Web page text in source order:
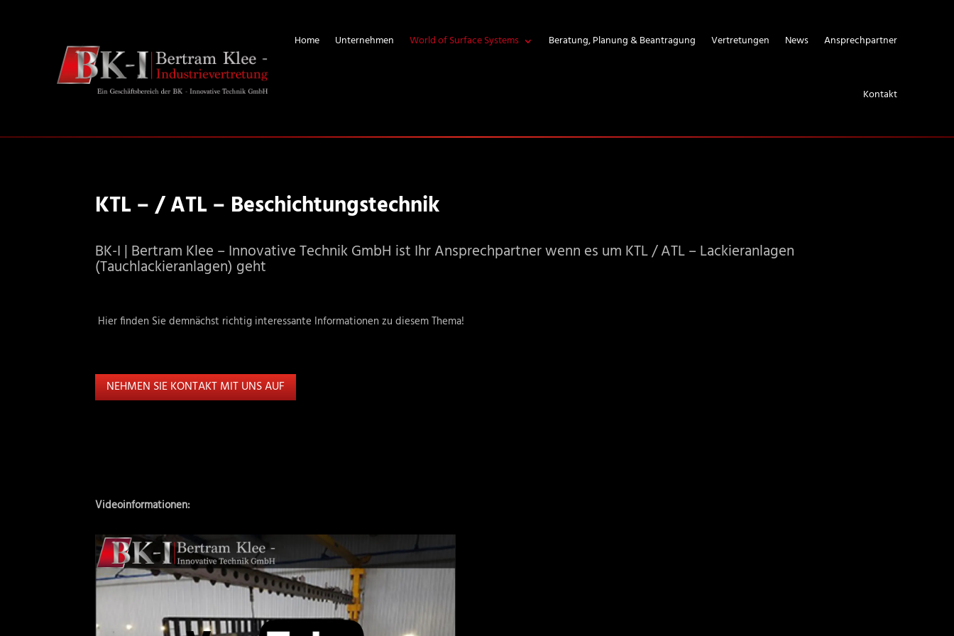
Home Unternehmen World of Surface Systems Beratung, Planung & Beantragung Vertretungen News Ansprechpartner
Kontakt
KTL – / ATL – Beschichtungstechnik
BK-I | Bertram Klee – Innovative Technik GmbH ist Ihr Ansprechpartner wenn es um KTL / ATL – Lackieranlagen
(Tauchlackieranlagen) geht
Hier finden Sie demnächst richtig interessante Informationen zu diesem Thema!
NEHMEN SIE KONTAKT MIT UNS AUF
Videoinformationen: